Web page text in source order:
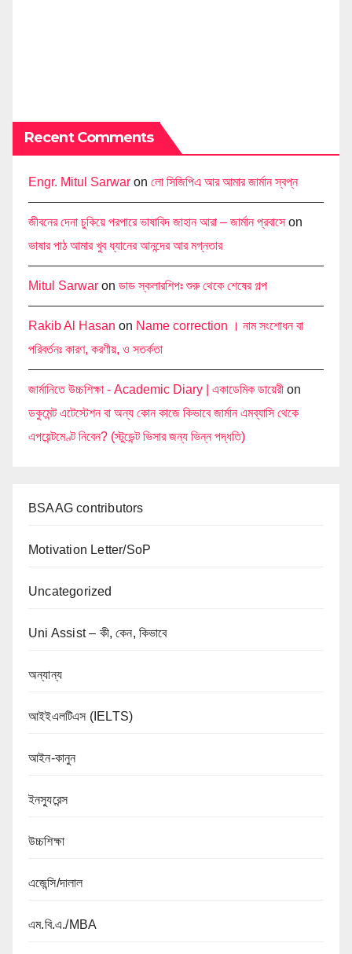
Recent Comments
Engr. Mitul Sarwar on লো সিজিপিএ আর আমার জার্মান স্বপ্ন
জীবনের দেনা চুকিয়ে পরপারে ভাষাবিদ জাহান আরা – জার্মান প্রবাসেon
ভাষার পাঠ আমার খুব ধ্যানের আনন্দের আর মগ্নতার
Mitul Sarwar on ডাড স্কলারশিপঃ শুরু থেকে শেষের গল্প
Rakib Al Hasan on Name correction । নাম সংশোধন বা
পরিবর্তনঃ কারণ, করণীয়, ও সতর্কতা
জার্মানিতে উচ্চশিক্ষা - Academic Diary | একাডেমিক ডায়েরী on
ডকুমেন্ট এটেস্টেশন বা অন্য কোন কাজে কিভাবে জার্মান এমব্যাসি থেকে
এপয়েন্টমেণ্ট নিবেন? (স্টুডেন্ট ভিসার জন্য ভিন্ন পদ্ধতি)
BSAAG contributors
Motivation Letter/SoP
Uncategorized
Uni Assist – কী, কেন, কিভাবে
অন্যান্য
আইইএলটিএস (IELTS)
আইন-কানুন
ইনস্যুরেন্স
উচ্চশিক্ষা
এজেন্সি/দালাল
এম.বি.এ./MBA